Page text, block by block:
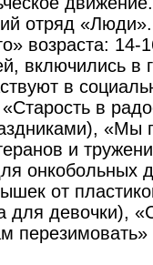
отряд
возраста:
включились в
в
в
«Мы
и
онкобольных
от
для девочки),
перезимовать»